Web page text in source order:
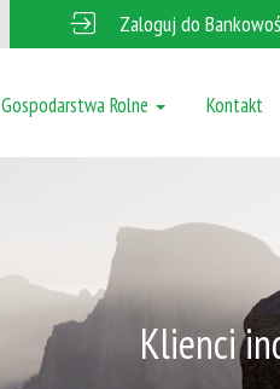
Zaloguj do
Gospodarstwa Rolne Kontakt
Klienci